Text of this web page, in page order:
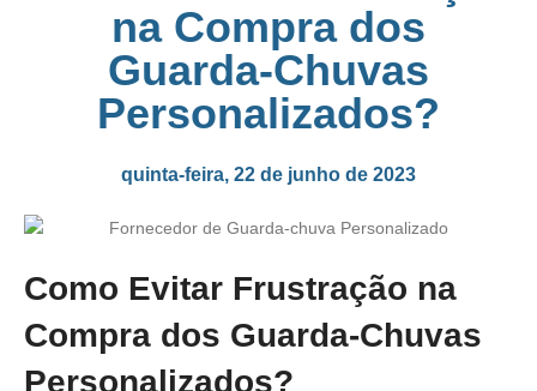
na Compra dos
Guarda-Chuvas
Personalizados?
quinta-feira, 22 de junho de 2023
Como Evitar Frustração na
Compra dos Guarda-Chuvas
Personalizados?